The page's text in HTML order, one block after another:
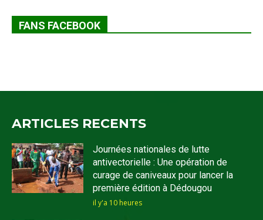
FANS FACEBOOK
ARTICLES RECENTS
Journées nationales de lutte
antivectorielle : Une opération de
curage de caniveaux pour lancer la
première édition à Dédougou
il y'a 10 heures